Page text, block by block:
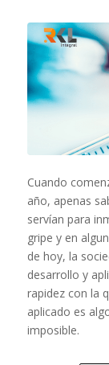
Cuando
año, apenas
servían para
gripe y en
de hoy, la
desarrollo y
rapidez con la
aplicado es
imposible.